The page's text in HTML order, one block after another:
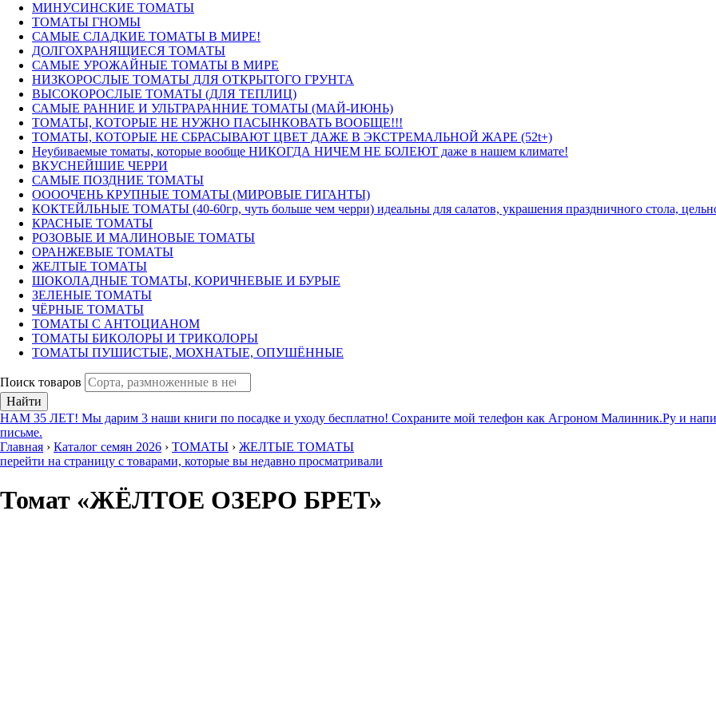
МИНУСИНСКИЕ ТОМАТЫ
ТОМАТЫ ГНОМЫ
САМЫЕ СЛАДКИЕ ТОМАТЫ В МИРЕ!
ДОЛГОХРАНЯЩИЕСЯ ТОМАТЫ
САМЫЕ УРОЖАЙНЫЕ ТОМАТЫ В МИРЕ
НИЗКОРОСЛЫЕ ТОМАТЫ ДЛЯ ОТКРЫТОГО ГРУНТА
ВЫСОКОРОСЛЫЕ ТОМАТЫ (ДЛЯ ТЕПЛИЦ)
САМЫЕ РАННИЕ И УЛЬТРАРАННИЕ ТОМАТЫ (МАЙ-ИЮНЬ)
ТОМАТЫ, КОТОРЫЕ НЕ НУЖНО ПАСЫНКОВАТЬ ВООБЩЕ!!!
ТОМАТЫ, КОТОРЫЕ НЕ СБРАСЫВАЮТ ЦВЕТ ДАЖЕ В ЭКСТРЕМАЛЬНОЙ ЖАРЕ (52t+)
Неубиваемые томаты, которые вообще НИКОГДА НИЧЕМ НЕ БОЛЕЮТ даже в нашем климате!
ВКУСНЕЙШИЕ ЧЕРРИ
САМЫЕ ПОЗДНИЕ ТОМАТЫ
ООООЧЕНЬ КРУПНЫЕ ТОМАТЫ (МИРОВЫЕ ГИГАНТЫ)
КОКТЕЙЛЬНЫЕ ТОМАТЫ (40-60гр, чуть больше чем черри) идеальны для салатов, украшения праздничного стола,
КРАСНЫЕ ТОМАТЫ
РОЗОВЫЕ И МАЛИНОВЫЕ ТОМАТЫ
ОРАНЖЕВЫЕ ТОМАТЫ
ЖЕЛТЫЕ ТОМАТЫ
ШОКОЛАДНЫЕ ТОМАТЫ, КОРИЧНЕВЫЕ И БУРЫЕ
ЗЕЛЕНЫЕ ТОМАТЫ
ЧЁРНЫЕ ТОМАТЫ
ТОМАТЫ С АНТОЦИАНОМ
ТОМАТЫ БИКОЛОРЫ И ТРИКОЛОРЫ
ТОМАТЫ ПУШИСТЫЕ, МОХНАТЫЕ, ОПУШЁННЫЕ
Поиск товаров
Найти
НАМ 35 ЛЕТ! Мы дарим 3 наши книги по посадке и уходу бесплатно! Сохраните мой телефон как Агроном Малинник.Ру и
письме.
Главная › Каталог семян 2026 › ТОМАТЫ › ЖЕЛТЫЕ ТОМАТЫ
перейти на страницу с товарами, которые вы недавно просматривали
Томат «ЖЁЛТОЕ ОЗЕРО БРЕТ»